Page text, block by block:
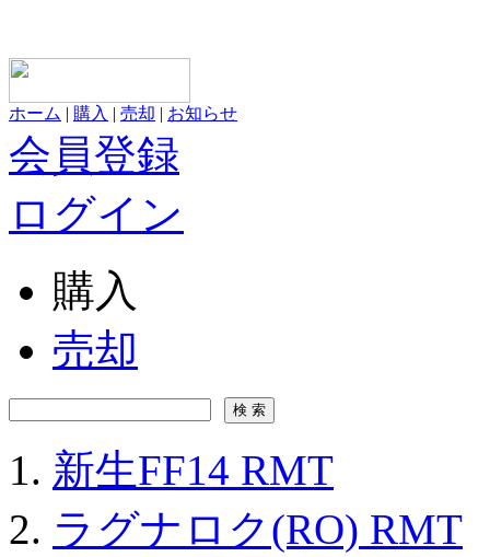
ホーム | 購入 | 売却 | お知らせ
会員登録
ログイン
購入
売却
新生FF14 RMT
ラグナロク(RO) RMT